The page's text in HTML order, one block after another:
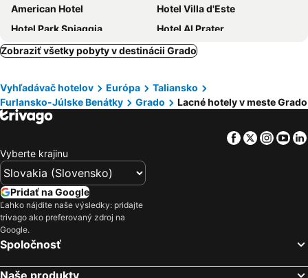
American Hotel
Hotel Villa d'Este
Hotel Park Spiaggia
Hotel Al Prater
Hotel Romantik
Ca' Laguna
Hotel Bellavista
Pensione Imperia
Hotel Calipso
Hotel Eliani
Laguna Palace Hotel Grado
Hotel Alla città di Trieste
Columbus Dependance
Hotel Miramare
Hotel Rialto
Grand Hotel Playa
Hotel Argentina
Attianese Hotel Restaurant
Hotel Ai Pini
Grand Hotel Astoria
Zobraziť všetky pobyty v destinácii Grado
Vyhľadávač hotelov Európa
Taliansko
Furlansko-Júlske Benátky
Grado Lacné hotely v meste Grado
Facebook
Twitter
Vyberte krajinu
Pridať na Google
Ľahko nájdite naše výsledky: pridajte
trivago ako preferovaný zdroj na
Google.
Spoločnosť
Naše produkty